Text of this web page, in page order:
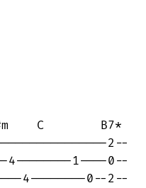
C        B7*
2--
4--------1----0--
4--------0--2--